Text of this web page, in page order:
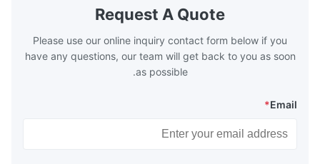
boilers is generally in the temperature
range of 200°C – 250°C, so there
Request A Quote
Please use our online inquiry contact form below if you
have any questions, our team will get back to you as soon
as possible.
Email
*